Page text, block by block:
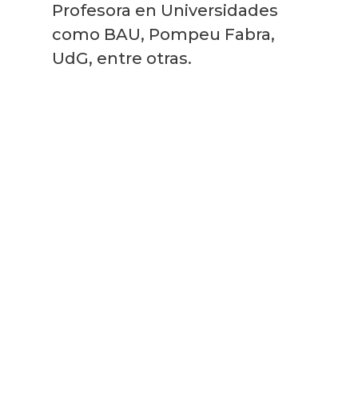
Profesora en Universidades
como BAU, Pompeu Fabra,
UdG, entre otras.